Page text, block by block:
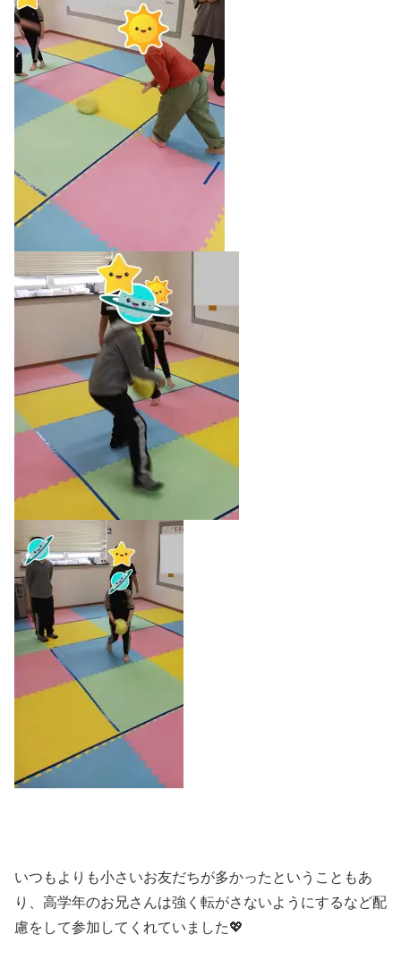
いつもよりも小さいお友だちが多かったということもあ
り、高学年のお兄さんは強く転がさないようにするなど配
慮をして参加してくれていました💖